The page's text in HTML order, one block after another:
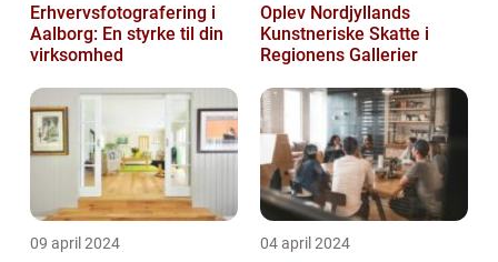
Erhvervsfotografering i
Aalborg: En styrke til din
virksomhed
Oplev Nordjyllands
Kunstneriske Skatte i
Regionens Gallerier
09 april 2024 04 april 2024